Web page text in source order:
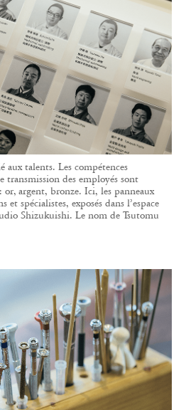
talents. Les compétences
transmission des employés sont
or, argent, bronze. Ici, les panneaux
et spécialistes, exposés dans l’espace
Shizukuishi. Le nom de Tsutomu